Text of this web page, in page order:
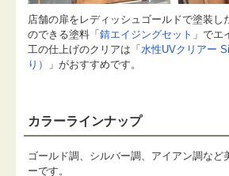
店舗の扉をレディッシュゴールドで塗装し
のできる塗料「錆エイジングセット 」でエ
工の仕上げのクリアは「水性UVクリアー Si
り）
」がおすすめです。
カラーラインナップ
ゴールド調、シルバー調、アイアン調など
ーです。